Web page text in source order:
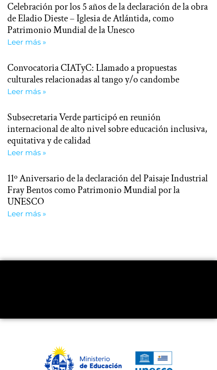
Celebración por los 5 años de la declaración de la obra
de Eladio Dieste – Iglesia de Atlántida, como
Patrimonio Mundial de la Unesco
Leer más »
Convocatoria CIATyC: Llamado a propuestas
culturales relacionadas al tango y/o candombe
Leer más »
Subsecretaria Verde participó en reunión
internacional de alto nivel sobre educación inclusiva,
equitativa y de calidad
Leer más »
11º Aniversario de la declaración del Paisaje Industrial
Fray Bentos como Patrimonio Mundial por la
UNESCO
Leer más »